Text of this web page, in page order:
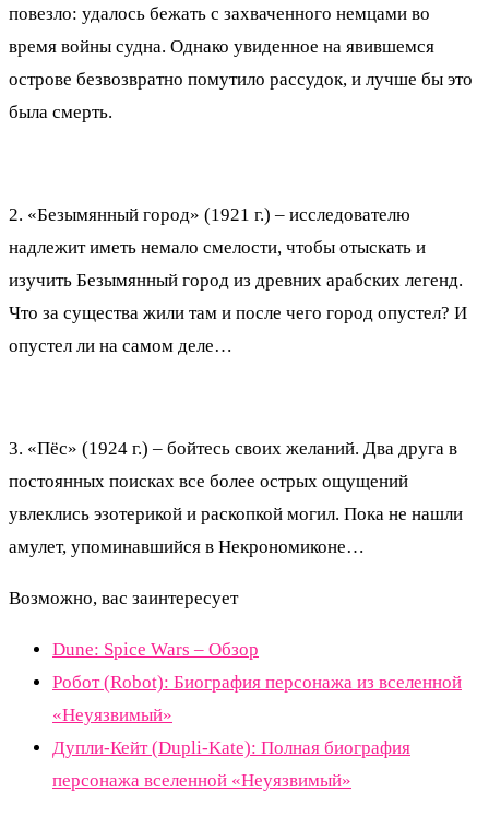
повезло: удалось бежать с захваченного немцами во
время войны судна. Однако увиденное на явившемся
острове безвозвратно помутило рассудок, и лучше бы это
была смерть.
2. «Безымянный город» (1921 г.) – исследователю
надлежит иметь немало смелости, чтобы отыскать и
изучить Безымянный город из древних арабских легенд.
Что за существа жили там и после чего город опустел? И
опустел ли на самом деле…
3. «Пёс» (1924 г.) – бойтесь своих желаний. Два друга в
постоянных поисках все более острых ощущений
увлеклись эзотерикой и раскопкой могил. Пока не нашли
амулет, упоминавшийся в Некрономиконе…
Возможно, вас заинтересует
Dune: Spice Wars – Обзор
Робот (Robot): Биография персонажа из вселенной
«Неуязвимый»
Дупли-Кейт (Dupli-Kate): Полная биография
персонажа вселенной «Неуязвимый»